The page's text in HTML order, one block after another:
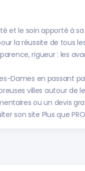
et le soin apporté à
la réussite de tous
rigueur : les
Dames en passant
villes autour de
ou un devis
son site Plus que